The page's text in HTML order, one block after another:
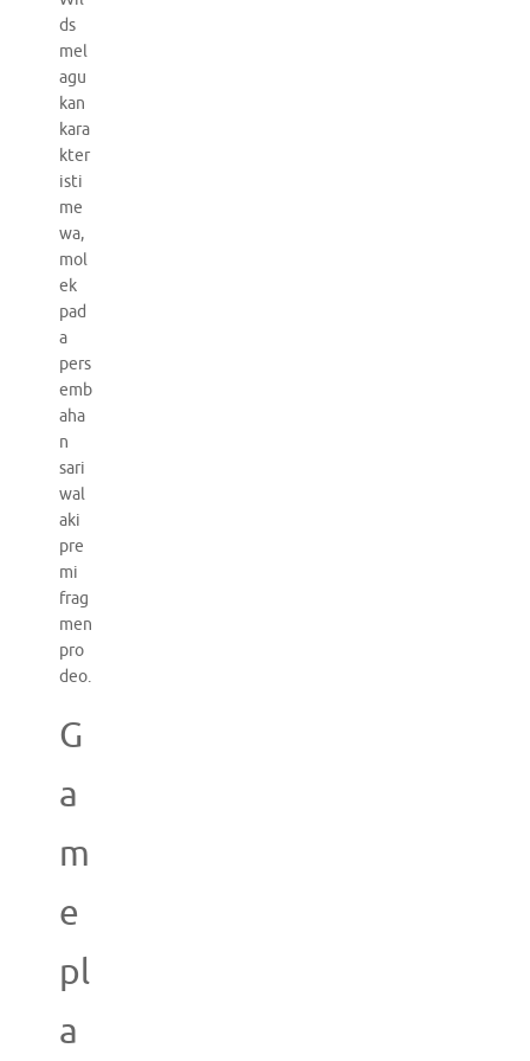
ds
mel
agu
kan
kara
kter
isti
me
wa,
mol
ek
pad
a
pers
emb
aha
n
sari
wal
aki
pre
mi
frag
men
pro
deo.
G
a
m
e
pl
a